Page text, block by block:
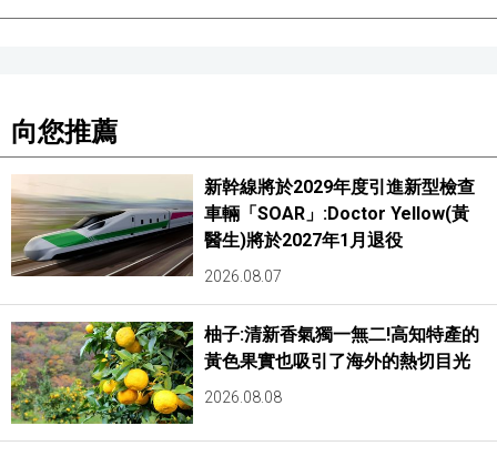
向您推薦
新幹線將於2029年度引進新型檢查
車輛「SOAR」:Doctor Yellow(黃
醫生)將於2027年1月退役
2026.08.07
柚子:清新香氣獨一無二!高知特產的
黃色果實也吸引了海外的熱切目光
2026.08.08